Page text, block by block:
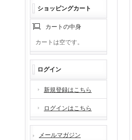
ショッピングカート
カートの中身
カートは空です。
ログイン
新規登録はこちら
ログインはこちら
メールマガジン